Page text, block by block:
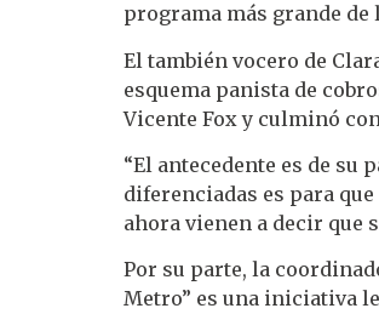
programa más grande de
El también vocero de
esquema panista de
Vicente Fox y culminó
“El antecedente es de
diferenciadas es para
ahora vienen a decir que
Por su parte, la
Metro” es una iniciativa